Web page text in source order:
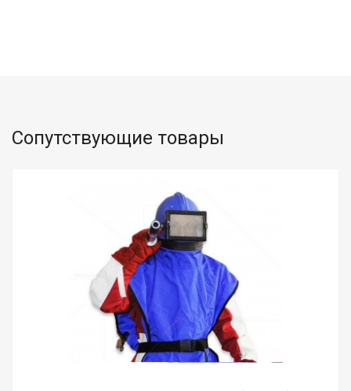
Сопутствующие товары